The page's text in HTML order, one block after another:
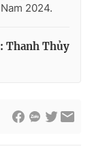
2024.
Thanh Thủy